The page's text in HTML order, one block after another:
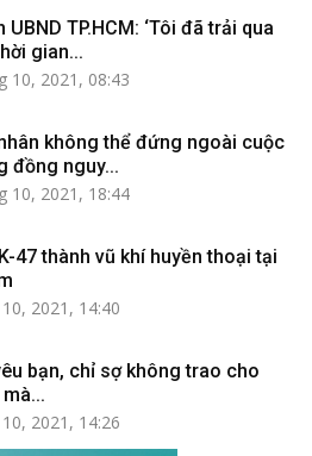
UBND TP.HCM: ‘Tôi đã trải qua
gian...
10, 2021, 08:43
không thể đứng ngoài cuộc
đồng nguy...
10, 2021, 18:44
47 thành vũ khí huyền thoại tại
2021, 14:40
bạn, chỉ sợ không trao cho
2021, 14:26